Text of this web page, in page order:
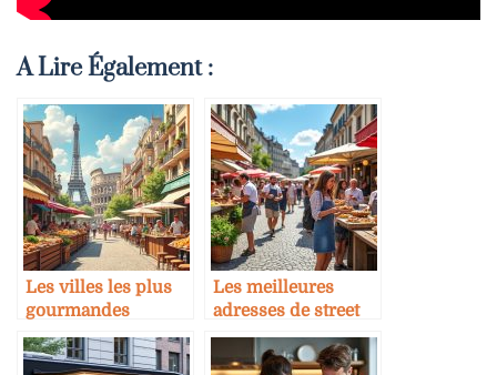
A Lire Également :
Les villes les plus
gourmandes
d’Europe
Les meilleures
adresses de street
food en Europe